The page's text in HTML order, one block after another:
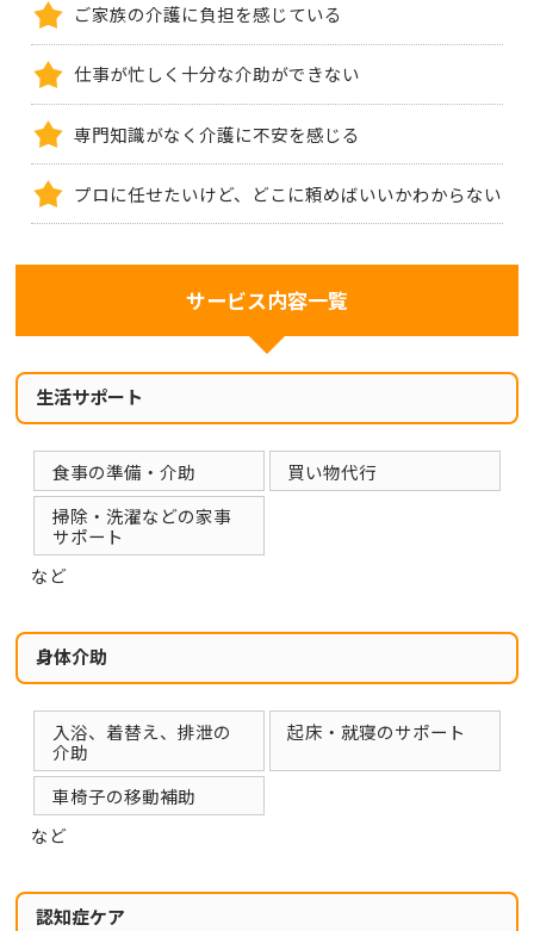
ご家族の介護に負担を感じている
仕事が忙しく十分な介助ができない
専門知識がなく介護に不安を感じる
プロに任せたいけど、どこに頼めばいいかわからない
サービス内容一覧
生活サポート
食事の準備・介助
買い物代行
掃除・洗濯などの家事
サポート
など
身体介助
入浴、着替え、排泄の
介助
起床・就寝のサポート
車椅子の移動補助
など
認知症ケア